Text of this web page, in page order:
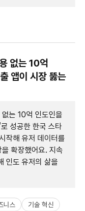
없는 10억
앱이 시장 뚫는
는 10억 인도인을
성공한 한국 스타
작해 유저 데이터를
확장했어요. 지속
인도 유저의 삶을
니스
기술 혁신